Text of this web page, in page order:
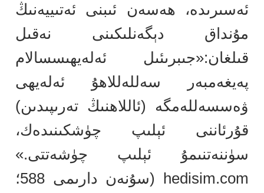
ئەسىرىدە، ھەسەن ئىبنى ئەتىييەنىڭ
مۇنداق دېگەنلىكىنى نەقىل
قىلغان:«جىبرىئىل ئەلەيھىسسالام
پەيغەمبەر سەللەللاھۇ ئەلەيھى
ۋەسسەللەمگە (ئاللاھنىڭ تەرىپىدىن)
قۇرئاننى ئېلىپ چۈشكىنىدەك،
سۈننەتنىمۇ ئېلىپ چۈشەتتى.»
hedisim.com (سۇنەن دارىمى 588؛